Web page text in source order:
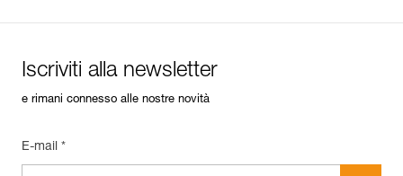
Iscriviti alla newsletter
e rimani connesso alle nostre novità
E-mail *